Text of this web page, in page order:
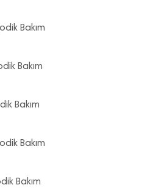
Bakım
Bakım
Bakım
Bakım
Bakım